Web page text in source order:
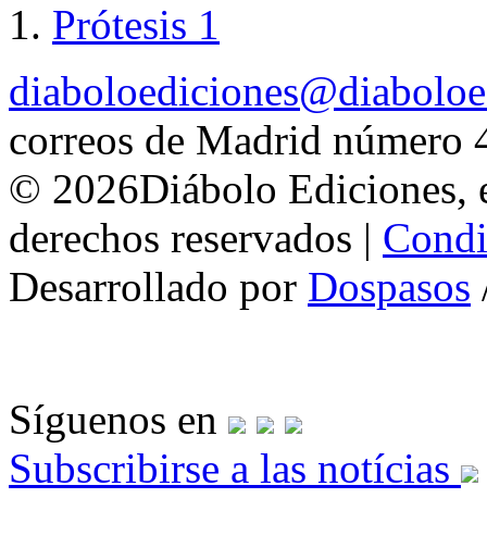
Prótesis 1
correos de Madrid número
© 2026Diábolo Ediciones,
derechos reservados |
Desarrollado por Dospasos
Síguenos en
Subscribirse a las notícias